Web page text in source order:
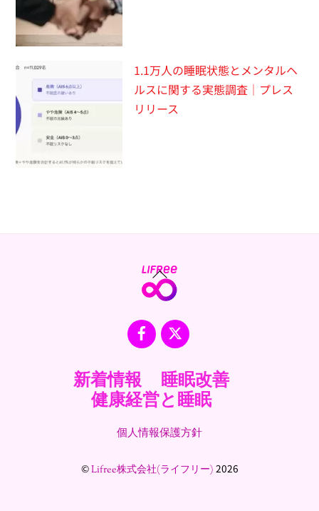
1.1万人の睡眠状態とメンタルヘ
ルスに関する実態調査｜プレス
リリース
Back
To
Facebook
X
新着情報
睡眠改善
健康経営と睡眠
個人情報保護方針
©Lifree株式会社(ライフリー) 2026